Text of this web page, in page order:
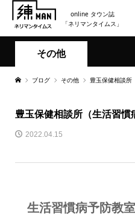
online タウン誌
「ネリマンタイムス」
その他
ブログ その他 豊玉保健相談所
豊玉保健相談所（生活習慣
2022.04.15
生活習慣病予防教